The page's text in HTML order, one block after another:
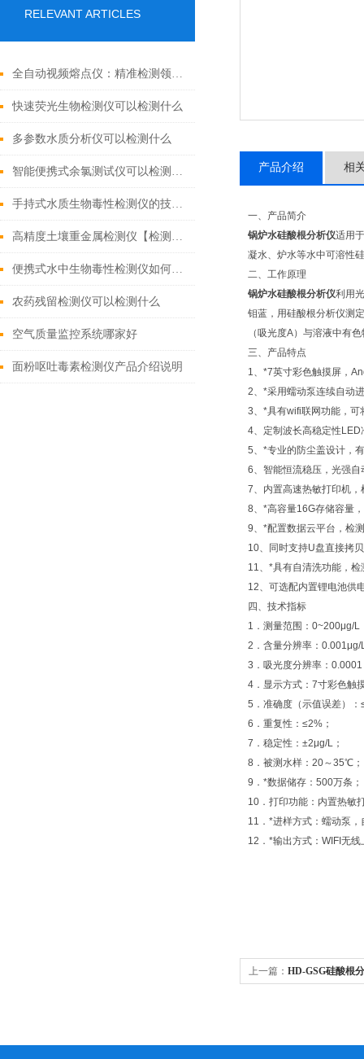
RELEVANT ARTICLES
全自动视频熔点仪：精准检测领域的多面手
快速荧光生物检测仪可以检测什么
多参数水质分析仪可以检测什么
智能便携式余氯测试仪可以检测什么（带你了解市场上好用的余氯测定仪）
手持式水质生物毒性检测仪的技术进展与应用前景
高精度土壤重金属检测仪【检测土壤的技术仪器&2021重磅推荐】
便携式水中生物毒性检测仪如何选择
农药残留检测仪可以检测什么
空气质量监控系统哪家好
面粉呕吐毒素检测仪产品介绍说明
产品介绍 相
一、产品简介
锅炉水硅酸根分析仪适用
凝水、炉水等水中可溶性
二、工作原理
锅炉水硅酸根分析仪利用
钼蓝，用硅酸根分析仪测
（吸光度A）与溶液中有
三、产品特点
1、*7英寸彩色触摸屏，
2、*采用蠕动泵连续自动
3、*具有wifi联网功能，可
4、定制波长高稳定性
5、*专业的防尘盖设计，
6、智能恒流稳压，光强
7、内置高速热敏打印机
8、*高容量16G存储容量
9、*配置数据云平台，检
10、同时支持U盘直接拷
11、*具有自清洗功能，
12、可选配内置锂电池供
四、技术指标
1．测量范围：0~200μg/L
2．含量分辨率：0.001μg/
3．吸光度分辨率：0.0001
4．显示方式：7寸彩色触
5．准确度（示值误差）
6．重复性：≤2%；
7．稳定性：±2μg/L；
8．被测水样：20～35℃；
9．*数据储存：500万条；
10．打印功能：内置热敏
11．*进样方式：蠕动泵
12．*输出方式：WIFI无
上一篇： HD-GSG硅酸根